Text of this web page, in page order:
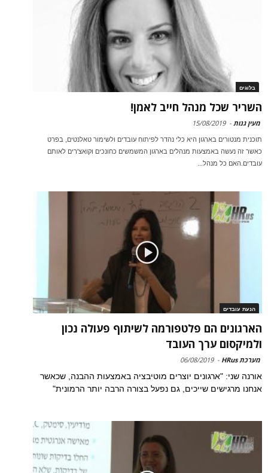
בלוגים
השריר שכל מנהל חייב לאמן!
מעין גנות -
15/08/2019
תוכנית מנטורים בארגון היא כלי נהדר לפיתוח עובדים ולשימור טאלנטים, בפרט
כאשר זה נעשה באמצעות מנהלים בארגון המשמשים כחונכים וקואצ'רים לאותם
עובדים.האם כל מנהל...
הנעת עובדים
הארגונים הם פלטפורמה לשיתוף פעולה נכון
ולמיקסום ערך העובד
מערכת HRus -
06/08/2019
אורנה שני: "ארגונים יוצרים מוטיבציה באמצעות ההבנה, שכאשר
אנחנו מרגישים שייכים, גם נפעל בצורה הרבה יותר הרמונית"